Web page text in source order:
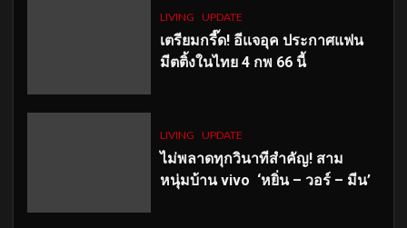
LIVING UPDATE
เตรียมกรี๊ด! อีแจอุค ประกาศแฟน
มีตติ้งในไทย 4 กพ 66 นี้
LIVING UPDATE
ไม่พลาดทุกวินาทีสำคัญ! สาม
หนุ่มบ้าน vivo ‘หยิ่น – วอร์ – มีน’